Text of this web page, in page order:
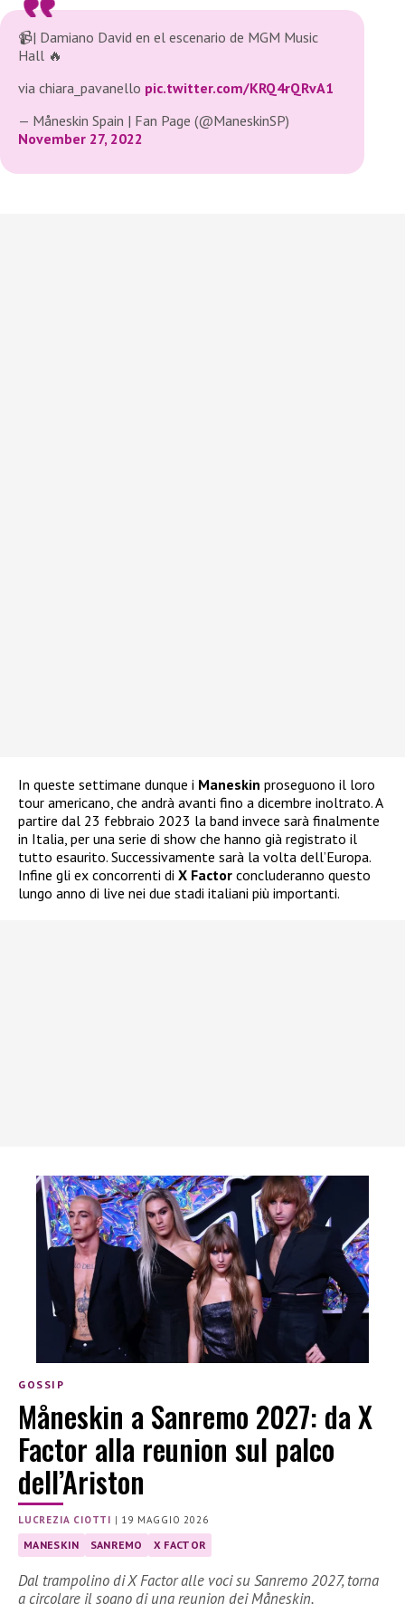
📹| Damiano David en el escenario de MGM Music
Hall 🔥
via chiara_pavanello pic.twitter.com/KRQ4rQRvA1
— Måneskin Spain | Fan Page (@ManeskinSP)
November 27, 2022
In queste settimane dunque i Maneskin proseguono il loro
tour americano, che andrà avanti fino a dicembre inoltrato. A
partire dal 23 febbraio 2023 la band invece sarà finalmente
in Italia, per una serie di show che hanno già registrato il
tutto esaurito. Successivamente sarà la volta dell’Europa.
Infine gli ex concorrenti di X Factor concluderanno questo
lungo anno di live nei due stadi italiani più importanti.
GOSSIP
Måneskin a Sanremo 2027: da X
Factor alla reunion sul palco
dell’Ariston
LUCREZIA CIOTTI | 19 MAGGIO 2026
MANESKIN SANREMO X FACTOR
Dal trampolino di X Factor alle voci su Sanremo 2027, torna
a circolare il sogno di una reunion dei Måneskin.